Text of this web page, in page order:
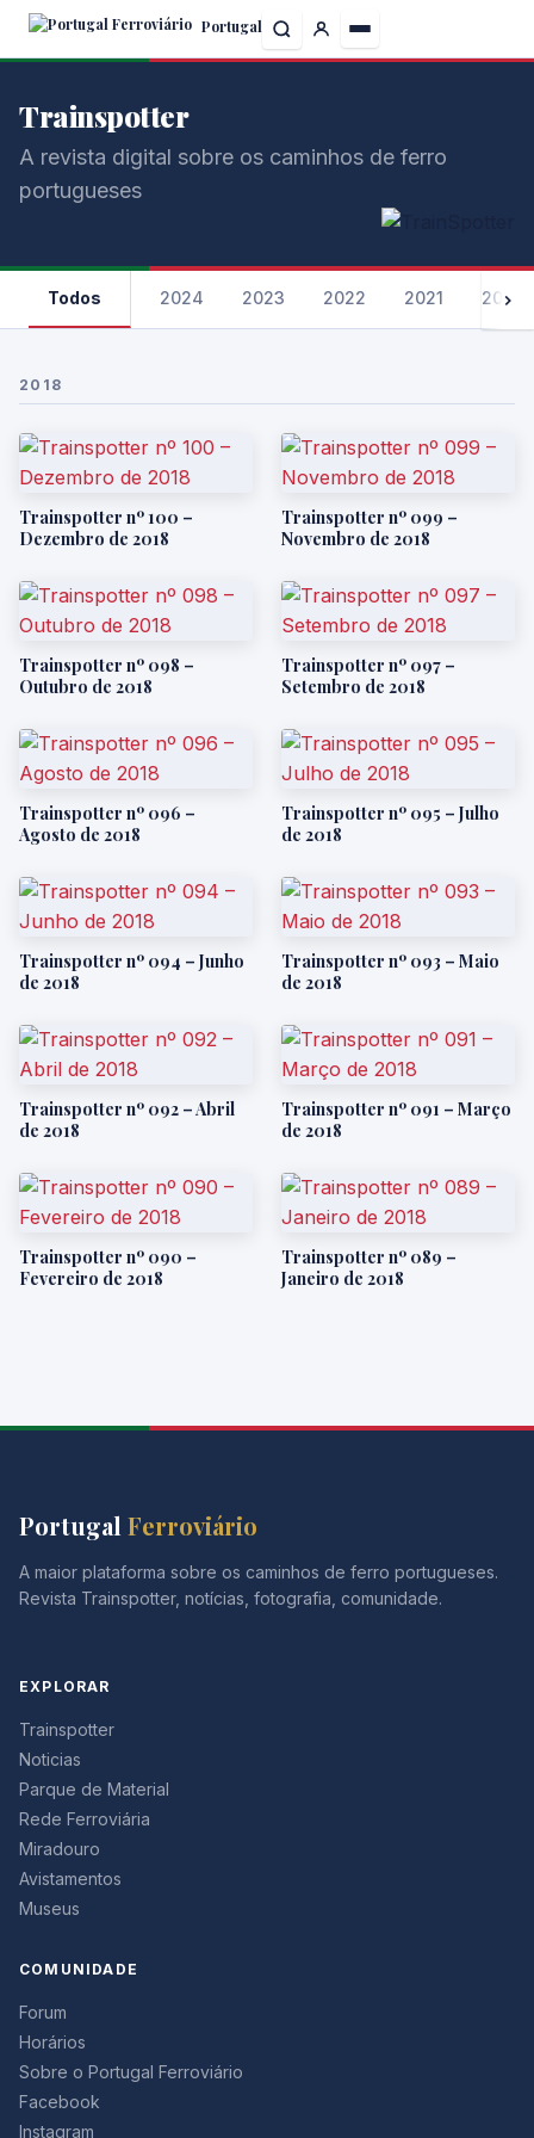
Skip
content
Portugal
Trainspotter
A revista digital sobre os caminhos de ferro
portugueses
Todos 2024 2023 2022 2021 2020
2018
Trainspotter nº 100 –
Dezembro de 2018
Trainspotter nº 099 –
Novembro de 2018
Trainspotter nº 098 –
Outubro de 2018
Trainspotter nº 097 –
Setembro de 2018
Trainspotter nº 096 –
Agosto de 2018
Trainspotter nº 095 – Julho
de 2018
Trainspotter nº 094 – Junho
de 2018
Trainspotter nº 093 – Maio
de 2018
Trainspotter nº 092 – Abril
de 2018
Trainspotter nº 091 – Março
de 2018
Trainspotter nº 090 –
Fevereiro de 2018
Trainspotter nº 089 –
Janeiro de 2018
Portugal Ferroviário
A maior plataforma sobre os caminhos de ferro portugueses.
Revista Trainspotter, notícias, fotografia, comunidade.
EXPLORAR
Trainspotter
Noticias
Parque de Material
Rede Ferroviária
Miradouro
Avistamentos
Museus
COMUNIDADE
Forum
Horários
Sobre o Portugal Ferroviário
Facebook
Instagram